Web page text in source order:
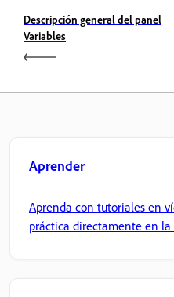
Descripción general del panel
Variables
Aprender
Aprenda con tutoriales en
práctica directamente en la